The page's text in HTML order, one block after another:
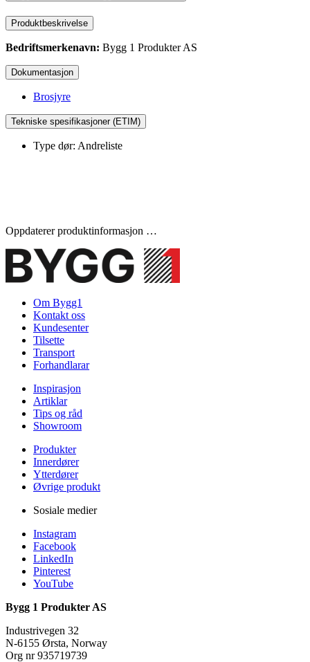
Produktbeskrivelse
Bedriftsmerkenavn: Bygg 1 Produkter AS
Dokumentasjon
Brosjyre
Tekniske spesifikasjoner (ETIM)
Type dør: Andreliste
Oppdaterer produktinformasjon …
Om Bygg1
Kontakt oss
Kundesenter
Tilsette
Transport
Forhandlarar
Inspirasjon
Artiklar
Tips og råd
Showroom
Produkter
Innerdører
Ytterdører
Øvrige produkt
Sosiale medier
Instagram
Facebook
LinkedIn
Pinterest
YouTube
Bygg 1 Produkter AS
Industrivegen 32
N-6155 Ørsta, Norway
Org nr 935719739